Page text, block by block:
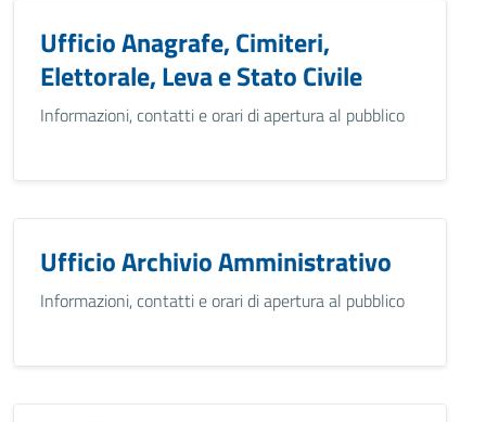
Ufficio Anagrafe, Cimiteri,
Elettorale, Leva e Stato Civile
Informazioni, contatti e orari di apertura al pubblico
Ufficio Archivio Amministrativo
Informazioni, contatti e orari di apertura al pubblico